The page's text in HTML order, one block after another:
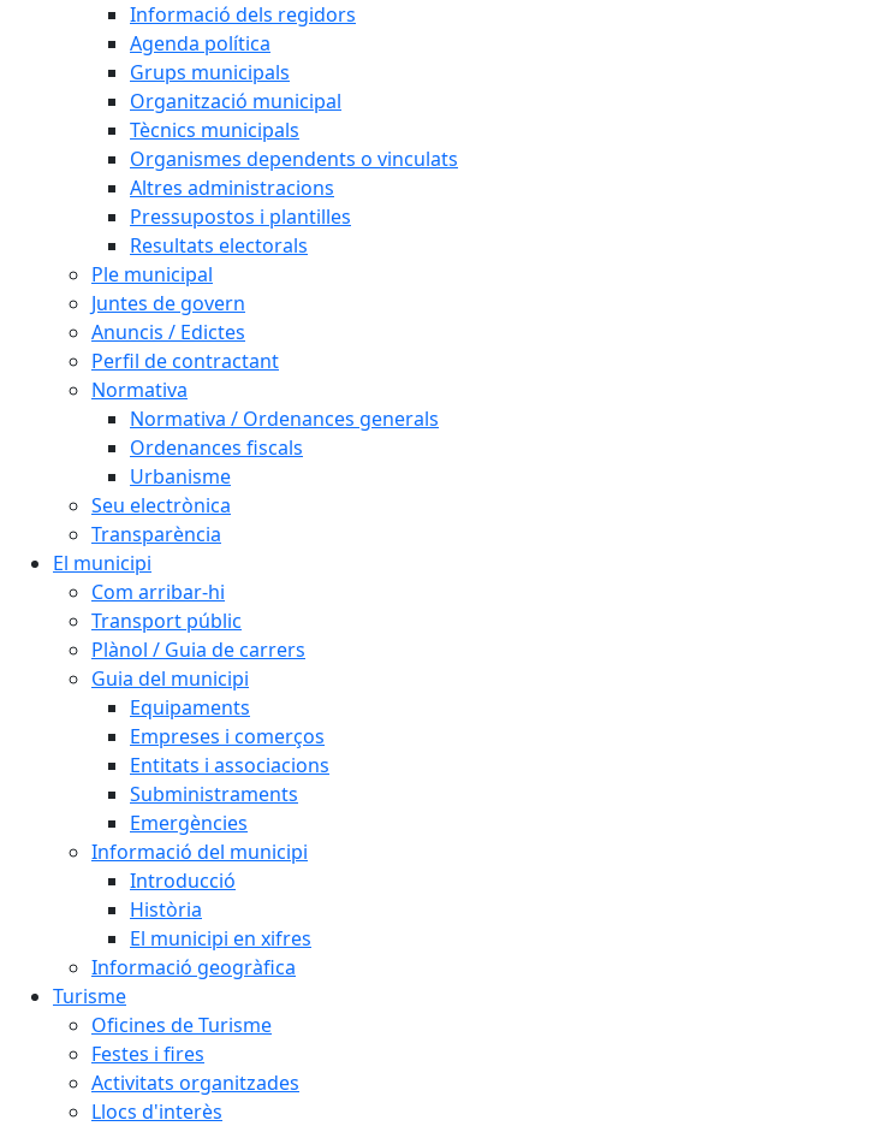
Informació dels regidors
Agenda política
Grups municipals
Organització municipal
Tècnics municipals
Organismes dependents o vinculats
Altres administracions
Pressupostos i plantilles
Resultats electorals
Ple municipal
Juntes de govern
Anuncis / Edictes
Perfil de contractant
Normativa
Normativa / Ordenances generals
Ordenances fiscals
Urbanisme
Seu electrònica
Transparència
El municipi
Com arribar-hi
Transport públic
Plànol / Guia de carrers
Guia del municipi
Equipaments
Empreses i comerços
Entitats i associacions
Subministraments
Emergències
Informació del municipi
Introducció
Història
El municipi en xifres
Informació geogràfica
Turisme
Oficines de Turisme
Festes i fires
Activitats organitzades
Llocs d'interès